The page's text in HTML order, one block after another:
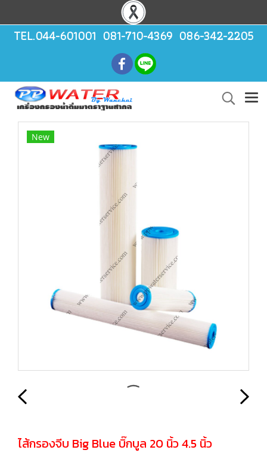
TEL.044-601001 081-710-4369 086-342-2205
New
ไส้กรองจีบ Big Blue บิ๊กบูล 20 นิ้ว 4.5 นิ้ว